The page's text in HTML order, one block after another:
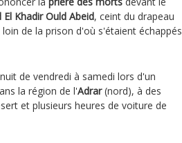
Khadir Ould Abeid, ceint du drapeau
loin de la prison d'où s'étaient échappés
de vendredi à samedi lors d'un
la région de l'Adrar(nord), à des
et plusieurs heures de voiture de